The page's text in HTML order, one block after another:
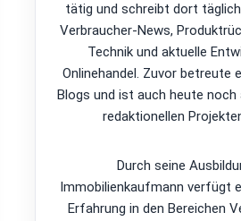
tätig und schreibt dort
Verbraucher-News,
Technik und aktuelle
Onlinehandel. Zuvor betreute
Blogs und ist auch heute noch
redaktionellen
Durch seine
Immobilienkaufmann verfügt
Erfahrung in den Bereichen